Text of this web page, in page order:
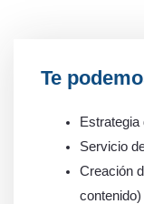
Te
Servicio
Creación
contenido)